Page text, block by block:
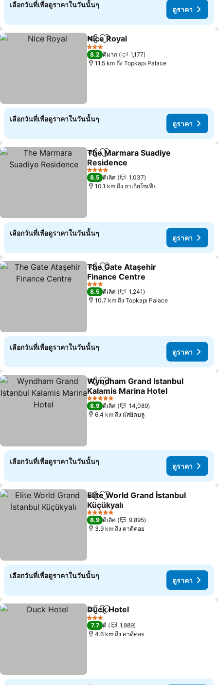
เลือกวันที่เพื่อดูราคาในวันนั้นๆ
ดูราคา
แชร์ เพิ่มในรายการโปรด
Nice Royal
3 ดาว
8.2 ดีมาก
1,177
11.5 km ถึง Topkapı Palace
เลือกวันที่เพื่อดูราคาในวันนั้นๆ
ดูราคา
แชร์ เพิ่มในรายการโปรด
The Marmara Suadiye
Residence
4 ดาว
8.5 ดีเลิศ
1,037
10.1 km ถึง ฮาเกียโซเฟีย
เลือกวันที่เพื่อดูราคาในวันนั้นๆ
ดูราคา
แชร์ เพิ่มในรายการโปรด
The Gate Ataşehir
Finance Centre
3 ดาว
8.5 ดีเลิศ
1,241
10.7 km ถึง Topkapı Palace
เลือกวันที่เพื่อดูราคาในวันนั้นๆ
ดูราคา
แชร์ เพิ่มในรายการโปรด
Wyndham Grand Istanbul
Kalamis Marina Hotel
5 ดาว
8.9 ดีเลิศ
14,089
6.4 km ถึง มัสยิดบลู
เลือกวันที่เพื่อดูราคาในวันนั้นๆ
ดูราคา
แชร์ เพิ่มในรายการโปรด
Elite World Grand İstanbul
Küçükyalı
5 ดาว
8.9 ดีเลิศ
9,895
3.9 km ถึง คาดีคอย
เลือกวันที่เพื่อดูราคาในวันนั้นๆ
ดูราคา
แชร์ เพิ่มในรายการโปรด
Duck Hotel
3 ดาว
7.7 ดี
1,989
4.6 km ถึง คาดีคอย